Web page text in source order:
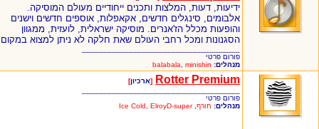
ידיעות, דעות, המלצות ותכנים ייחודיים מעולם המוסיקה.
אלבומים, סינגלים חדשים, אקאפלות, אוספים חדשים וישנים
והופעות מכלל הז'אנרים. מוסיקה ישראלית, לועזית, ממגוון
הסגנונות ומכל רחבי העולם שאת חלקה לא ניתן למצוא
פורום פרטי
מנהלים:
balabala minishin
Rotter Premium
[ארכיון]
פורום פרטי
מנהלים: חורף ,
Ice Cold ElroyD-super